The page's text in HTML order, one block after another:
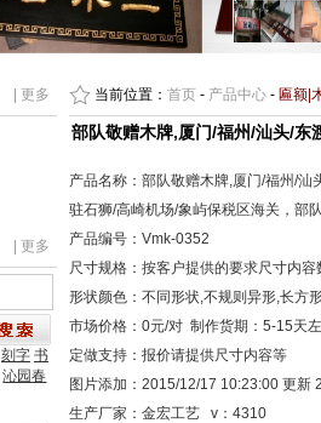
| 更多
| 更多
刻字 书
沁园春
当前位置： 首页 - 产品中心 - 匾额|
部队敬赠木牌,厦门/福州/汕头/东
产品名称：部队敬赠木牌,厦门/福州/汕
驻石狮/高崎机场/象屿保税区海关，部
产品编号：Vmk-0352
尺寸规格：按客户提供的要求尺寸内容
形状颜色：不同形状,不规则异形,长方
市场价格：0元/对 制作货期：5-15天
定做支持：报价请提供尺寸内容等
图片添加：2015/12/17 10:23:00 更新
生产厂家：金宏工艺 v： 4310